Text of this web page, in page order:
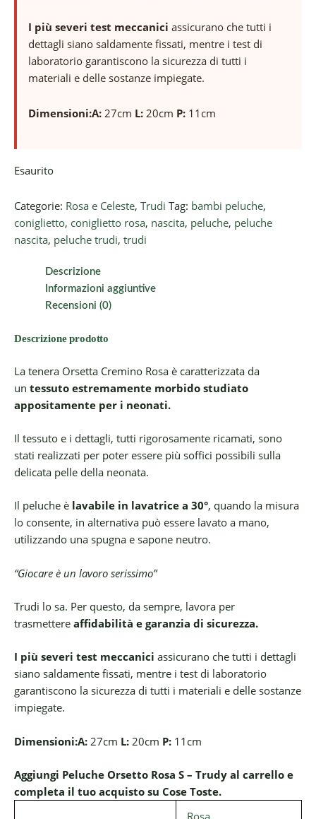
I più severi test meccanici assicurano che tutti i
dettagli siano saldamente fissati, mentre i test di
laboratorio garantiscono la sicurezza di tutti i
materiali e delle sostanze impiegate.
Dimensioni:A: 27cm L: 20cm P: 11cm
Esaurito
Categorie: Rosa e Celeste, Trudi Tag: bambi peluche,
coniglietto, coniglietto rosa, nascita, peluche, peluche
nascita, peluche trudi, trudi
Descrizione
Informazioni aggiuntive
Recensioni (0)
Descrizione prodotto
La tenera Orsetta Cremino Rosa è caratterizzata da
un tessuto estremamente morbido studiato
appositamente per i neonati.
Il tessuto e i dettagli, tutti rigorosamente ricamati, sono
stati realizzati per poter essere più soffici possibili sulla
delicata pelle della neonata.
Il peluche è lavabile in lavatrice a 30°, quando la misura
lo consente, in alternativa può essere lavato a mano,
utilizzando una spugna e sapone neutro.
“Giocare è un lavoro serissimo”
Trudi lo sa. Per questo, da sempre, lavora per
trasmettere affidabilità e garanzia di sicurezza.
I più severi test meccanici assicurano che tutti i dettagli
siano saldamente fissati, mentre i test di laboratorio
garantiscono la sicurezza di tutti i materiali e delle sostanze
impiegate.
Dimensioni:A: 27cm L: 20cm P: 11cm
Aggiungi Peluche Orsetto Rosa S – Trudy al carrello e
completa il tuo acquisto su Cose Toste.
Rosa